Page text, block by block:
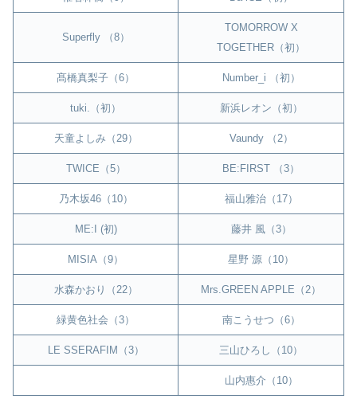
Superfly （8）
TOMORROW X
TOGETHER（初）
髙橋真梨子（6） Number_i （初）
tuki.（初） 新浜レオン（初）
天童よしみ（29） Vaundy （2）
TWICE（5） BE:FIRST （3）
乃木坂46（10） 福山雅治（17）
ME:I (初) 藤井 風（3）
MISIA（9） 星野 源（10）
水森かおり（22） Mrs.GREEN APPLE（2）
緑黄色社会（3） 南こうせつ（6）
LE SSERAFIM（3） 三山ひろし（10）
山内惠介（10）